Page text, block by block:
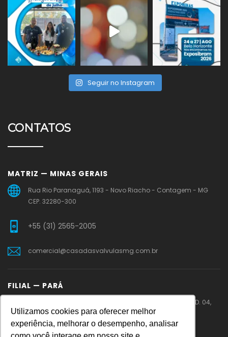
Utilizamos cookies para oferecer melhor
experiência, melhorar o desempenho, analisar
Seguir no Instagram
CONTATOS
MATRIZ — MINAS GERAIS
Rua Rio Paranaguá, 1193 - Novo Riacho - Contagem - MG
CEP. 32280-300
+55 (31) 2565-2005
comercial@casadasvalvulasmg.com.br
FILIAL — PARÁ
PA 275 – Rodovia Faisal Salmen – Cidade Jardim – QD. 04,
LT.11 – Parauapebas – PA